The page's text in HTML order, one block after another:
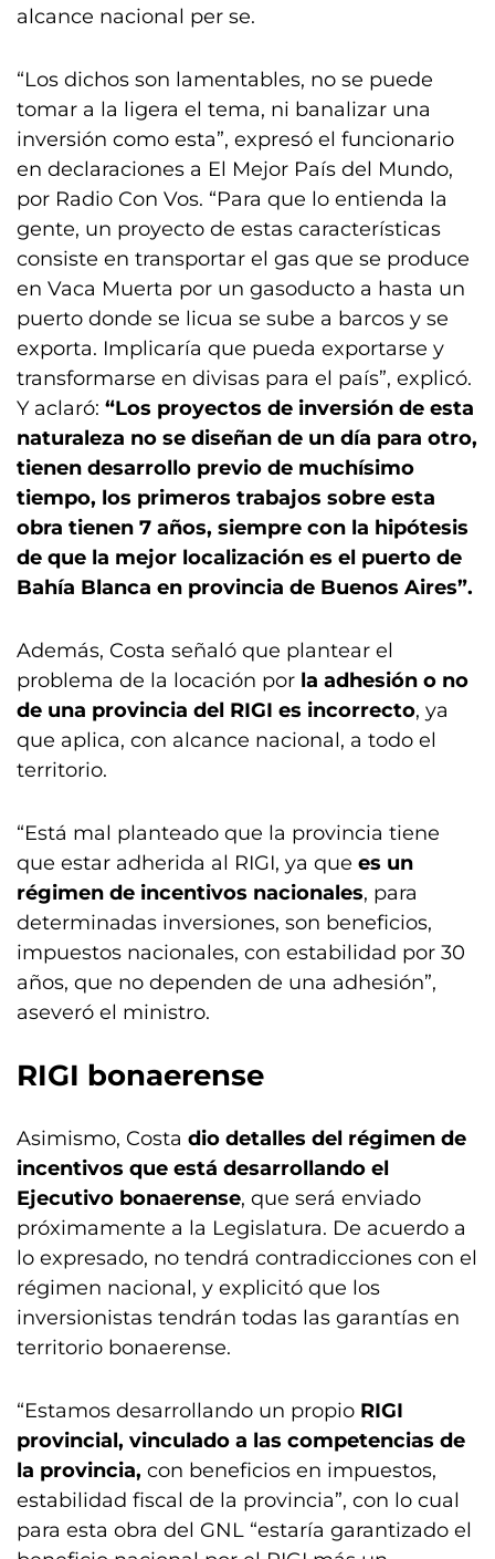
alcance nacional per se.
“Los dichos son lamentables, no se puede
tomar a la ligera el tema, ni banalizar una
inversión como esta”, expresó el funcionario
en declaraciones a El Mejor País del Mundo,
por Radio Con Vos. “Para que lo entienda la
gente, un proyecto de estas características
consiste en transportar el gas que se produce
en Vaca Muerta por un gasoducto a hasta un
puerto donde se licua se sube a barcos y se
exporta. Implicaría que pueda exportarse y
transformarse en divisas para el país”, explicó.
Y aclaró: “Los proyectos de inversión de esta
naturaleza no se diseñan de un día para otro,
tienen desarrollo previo de muchísimo
tiempo, los primeros trabajos sobre esta
obra tienen 7 años, siempre con la hipótesis
de que la mejor localización es el puerto de
Bahía Blanca en provincia de Buenos Aires”.
Además, Costa señaló que plantear el
problema de la locación por la adhesión o no
de una provincia del RIGI es incorrecto, ya
que aplica, con alcance nacional, a todo el
territorio.
“Está mal planteado que la provincia tiene
que estar adherida al RIGI, ya que es un
régimen de incentivos nacionales, para
determinadas inversiones, son beneficios,
impuestos nacionales, con estabilidad por 30
años, que no dependen de una adhesión”,
aseveró el ministro.
RIGI bonaerense
Asimismo, Costa dio detalles del régimen de
incentivos que está desarrollando el
Ejecutivo bonaerense, que será enviado
próximamente a la Legislatura. De acuerdo a
lo expresado, no tendrá contradicciones con el
régimen nacional, y explicitó que los
inversionistas tendrán todas las garantías en
territorio bonaerense.
“Estamos desarrollando un propio RIGI
provincial, vinculado a las competencias de
la provincia, con beneficios en impuestos,
estabilidad fiscal de la provincia”, con lo cual
para esta obra del GNL “estaría garantizado el